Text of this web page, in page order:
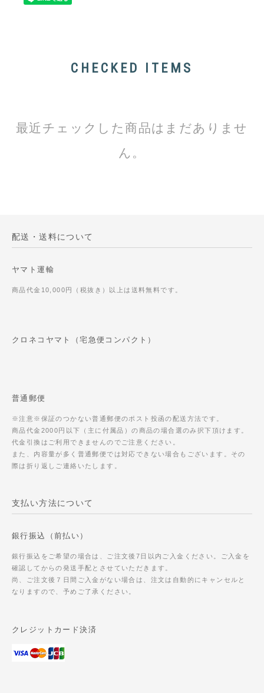
CHECKED ITEMS
最近チェックした商品はまだありませ
ん。
配送・送料について
ヤマト運輸
商品代金10,000円（税抜き）以上は送料無料です。
クロネコヤマト（宅急便コンパクト）
普通郵便
※注意※保証のつかない普通郵便のポスト投函の配送方法です。
商品代金2000円以下（主に付属品）の商品の場合選のみ択下頂けます。
代金引換はご利用できませんのでご注意ください。
また、内容量が多く普通郵便では対応できない場合もございます。その
際は折り返しご連絡いたします。
支払い方法について
銀行振込（前払い）
銀行振込をご希望の場合は、ご注文後7日以内ご入金ください。ご入金を
確認してからの発送手配とさせていただきます。
尚、ご注文後７日間ご入金がない場合は、注文は自動的にキャンセルと
なりますので、予めご了承ください。
クレジットカード決済